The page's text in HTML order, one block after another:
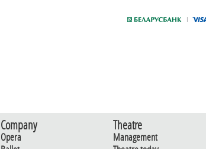
Company
Opera
Theatre
Management